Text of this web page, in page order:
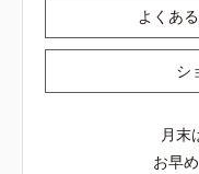
よくあ
シ
月末
お早